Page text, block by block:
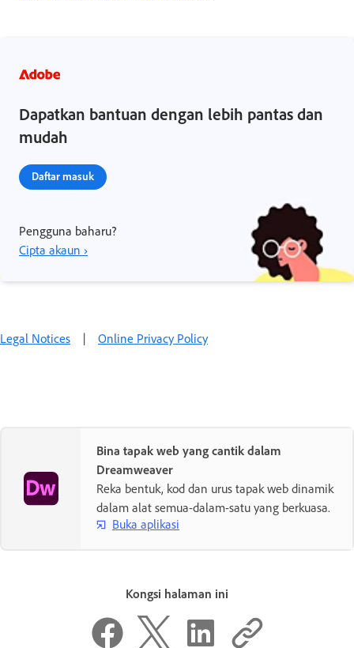
Dapatkan bantuan dengan lebih pantas dan
mudah
Daftar masuk
Pengguna baharu?
Cipta akaun ›
Legal Notices | Online Privacy Policy
Bina tapak web yang cantik dalam
Dreamweaver
Reka bentuk, kod dan urus tapak web dinamik
dalam alat semua-dalam-satu yang berkuasa.
Buka aplikasi
Kongsi halaman ini